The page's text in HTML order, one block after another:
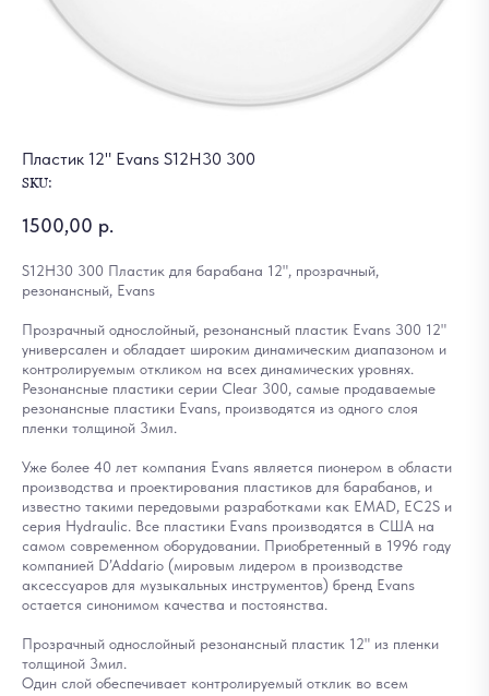
Пластик 12" Evans S12H30 300
SKU:
1500,00 р.
S12H30 300 Пластик для барабана 12", прозрачный,
резонансный, Evans
Прозрачный однослойный, резонансный пластик Evans 300 12"
универсален и обладает широким динамическим диапазоном и
контролируемым откликом на всех динамических уровнях.
Резонансные пластики серии Clear 300, самые продаваемые
резонансные пластики Evans, производятся из одного слоя
пленки толщиной 3мил.
Уже более 40 лет компания Evans является пионером в области
производства и проектирования пластиков для барабанов, и
известно такими передовыми разработками как EMAD, EC2S и
серия Hydraulic. Все пластики Evans производятся в США на
самом современном оборудовании. Приобретенный в 1996 году
компанией D’Addario (мировым лидером в производстве
аксессуаров для музыкальных инструментов) бренд Evans
остается синонимом качества и постоянства.
Прозрачный однослойный резонансный пластик 12" из пленки
толщиной 3мил.
Один слой обеспечивает контролируемый отклик во всем